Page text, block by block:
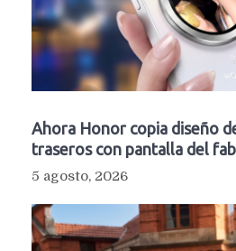
Ahora Honor copia diseño
traseros con pantalla del
5 agosto, 2026